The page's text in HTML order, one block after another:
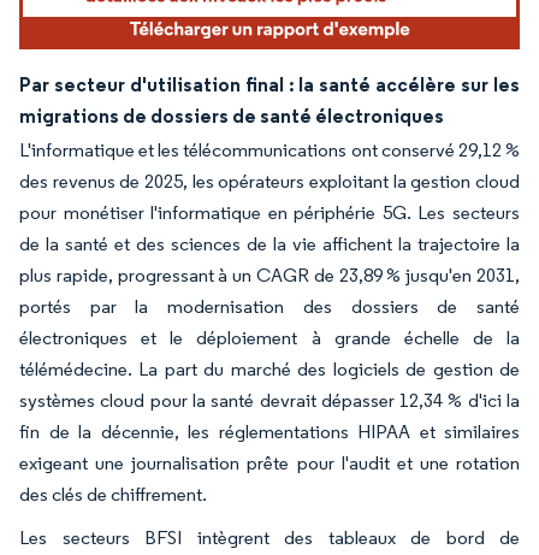
Par secteur d'utilisation final : la santé accélère sur les
migrations de dossiers de santé électroniques
L'informatique et les télécommunications ont conservé 29,12 %
des revenus de 2025, les opérateurs exploitant la gestion cloud
pour monétiser l'informatique en périphérie 5G. Les secteurs
de la santé et des sciences de la vie affichent la trajectoire la
plus rapide, progressant à un CAGR de 23,89 % jusqu'en 2031,
portés par la modernisation des dossiers de santé
électroniques et le déploiement à grande échelle de la
télémédecine. La part du marché des logiciels de gestion de
systèmes cloud pour la santé devrait dépasser 12,34 % d'ici la
fin de la décennie, les réglementations HIPAA et similaires
exigeant une journalisation prête pour l'audit et une rotation
des clés de chiffrement.
Les secteurs BFSI intègrent des tableaux de bord de